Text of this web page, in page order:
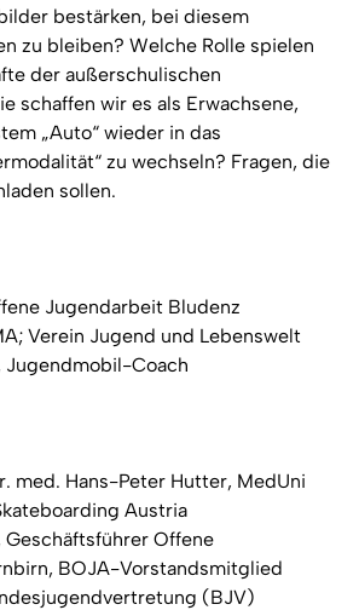
bestärken, bei diesem
zu bleiben? Welche Rolle spielen
der außerschulischen
schaffen wir es als Erwachsene,
„Auto“ wieder in das
zu wechseln? Fragen, die
sollen.
Jugendarbeit Bludenz
Verein Jugend und Lebenswelt
Jugendmobil-Coach
med. Hans-Peter Hutter, MedUni
Austria
Geschäftsführer Offene
BOJA-Vorstandsmitglied
(BJV)